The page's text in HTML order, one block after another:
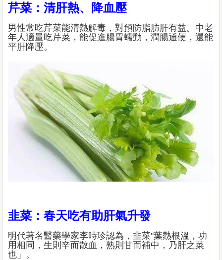
芹菜：清肝熱、降血壓
男性常吃芹菜能清熱解毒，對預防脂肪肝有益。中老
年人適量吃芹菜，能促進腸胃蠕動，潤腸通便，還能
平肝降壓。
韭菜：春天吃有助肝氣升發
明代著名醫藥學家李時珍認為，韭菜"葉熱根溫，功
用相同，生則辛而散血，熟則甘而補中，乃肝之菜
也」。